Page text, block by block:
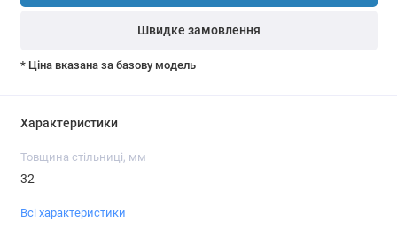
Швидке замовлення
* Ціна вказана за базову модель
Характеристики
Товщина стільниці, мм
32
Всі характеристики